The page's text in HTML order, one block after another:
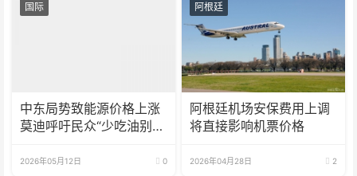
国际
中东局势致能源价格上涨
莫迪呼吁民众“少吃油别买
2026年05月12日 0
阿根廷
阿根廷机场安保费用上调
将直接影响机票价格
2026年04月28日 2